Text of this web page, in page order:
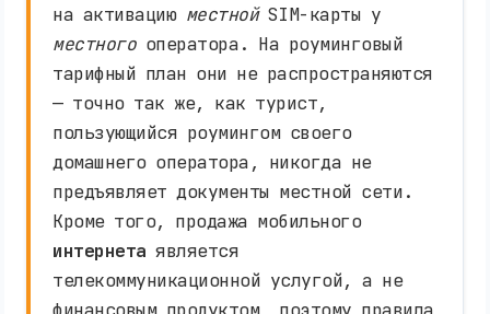
на активацию местнойSIM-карты у
местногооператора. На роуминговый
тарифный план они не распространяются
— точно так же, как турист,
пользующийся роумингом своего
домашнего оператора, никогда не
предъявляет документы местной сети.
Кроме того, продажа мобильного
интернета является
телекоммуникационной услугой, а не